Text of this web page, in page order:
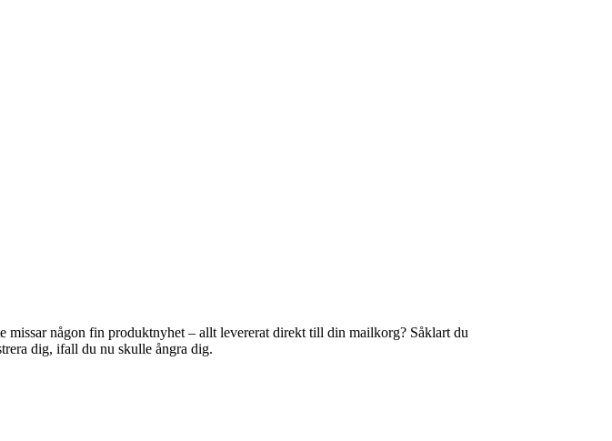
någon fin produktnyhet – allt levererat direkt till din mailkorg? Såklart du
dig, ifall du nu skulle ångra dig.